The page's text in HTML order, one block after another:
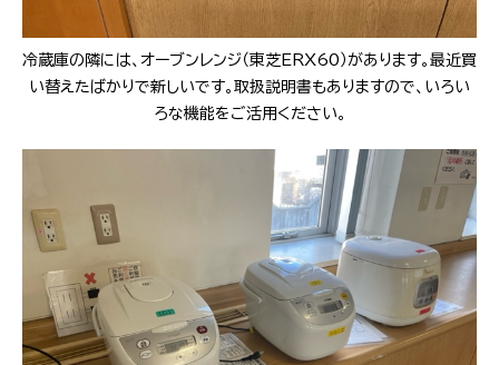
冷蔵庫の隣には、オーブンレンジ（東芝ERX60）があります。最近買
い替えたばかりで新しいです。取扱説明書もありますので、いろい
ろな機能をご活用ください。